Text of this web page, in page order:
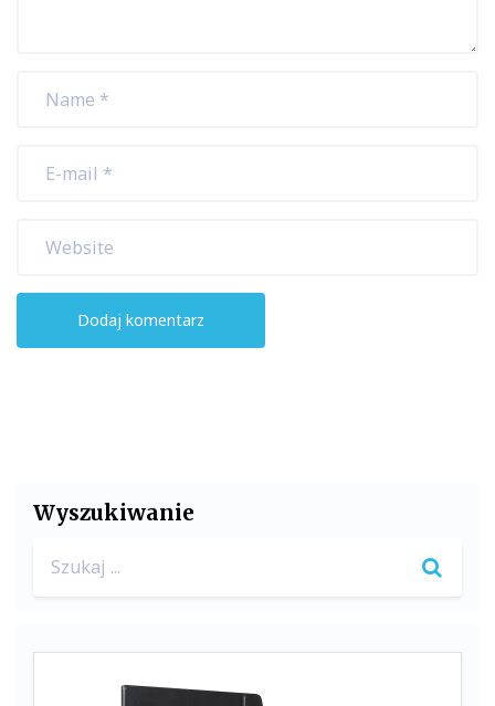
Wyszukiwanie
for: